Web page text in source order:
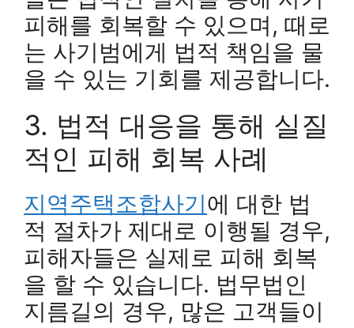
피해를 회복할 수 있으며, 때로
는 사기범에게 법적 책임을 물
을 수 있는 기회를 제공합니다.
3. 법적 대응을 통해 실질
적인 피해 회복 사례
지역주택조합사기에 대한 법
적 절차가 제대로 이행될 경우,
피해자들은 실제로 피해 회복
을 할 수 있습니다. 법무법인
지름길의 경우, 많은 고객들이